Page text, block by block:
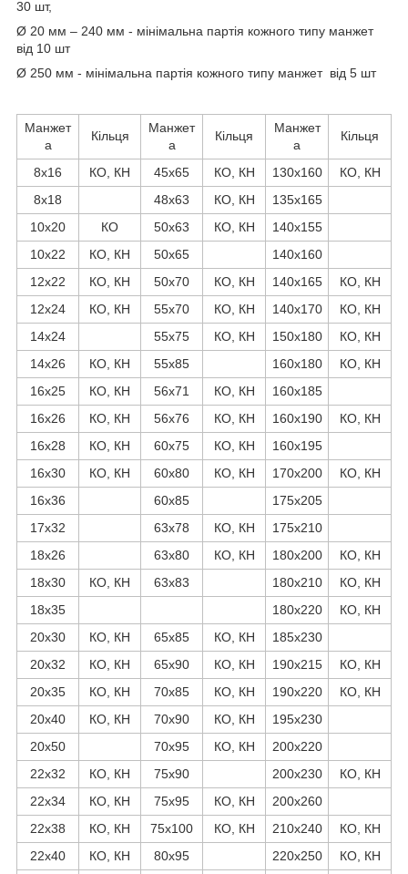
30 шт,
Ø 20 мм – 240 мм - мінімальна партія кожного типу манжет
від 10 шт
Ø 250 мм - мінімальна партія кожного типу манжет від 5 шт
Манжет
а
Кільця
Манжет
а
Кільця
Манжет
а
Кільця
8х16 КО, КН 45х65 КО, КН 130х160
КО, КН
8х18
48х63 КО, КН
135х165
10х20
КО 50х63 КО, КН
140х155
10х22
КО, КН 50х65
140х160
12х22
КО, КН 50х70 КО, КН 140х165
КО, КН
12х24
КО, КН 55х70 КО, КН 140х170
КО, КН
14х24
55х75 КО, КН 150х180
КО, КН
14х26
КО, КН 55х85 160х180
КО, КН
16х25
КО, КН 56х71 КО, КН
160х185
16х26
КО, КН 56х76 КО, КН 160х190
КО, КН
16х28
КО, КН 60х75 КО, КН
160х195
16х30
КО, КН 60х80 КО, КН 170х200
КО, КН
16х36
60х85
175х205
17х32
63х78 КО, КН
175х210
18х26
63х80 КО, КН 180х200
КО, КН
18х30
КО, КН 63х83 180х210
КО, КН
18х35
180х220
КО, КН
20х30
КО, КН 65х85 КО, КН
185х230
20х32
КО, КН 65х90 КО, КН 190х215
КО, КН
20х35
КО, КН 70х85 КО, КН 190х220
КО, КН
20х40
КО, КН 70х90 КО, КН
195х230
20х50
70х95 КО, КН
200х220
22х32
КО, КН 75х90 200х230
КО, КН
22х34
КО, КН 75х95 КО, КН
200х260
22х38
КО, КН 75х100 КО, КН 210х240
КО, КН
22х40
КО, КН 80х95 220х250
КО, КН